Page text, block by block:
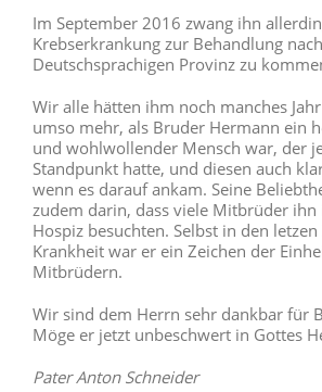
Im September 2016 zwang ihn
Krebserkrankung zur Behandlung
Deutschsprachigen Provinz zu
Wir alle hätten ihm noch manches
umso mehr, als Bruder Hermann ein
und wohlwollender Mensch war, der
Standpunkt hatte, und diesen auch
wenn es darauf ankam. Seine
zudem darin, dass viele Mitbrüder
Hospiz besuchten. Selbst in den
Krankheit war er ein Zeichen der
Mitbrüdern.
Wir sind dem Herrn sehr dankbar für
Möge er jetzt unbeschwert in Gottes
Pater Anton Schneider